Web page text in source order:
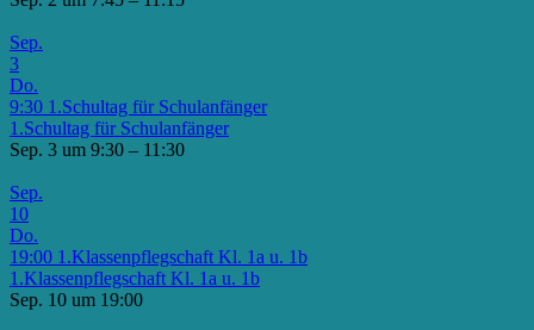
Sep.
3
Do.
9:30 1.Schultag für Schulanfänger
1.Schultag für Schulanfänger
Sep. 3 um 9:30 – 11:30
Sep.
10
Do.
19:00 1.Klassenpflegschaft Kl. 1a u. 1b
1.Klassenpflegschaft Kl. 1a u. 1b
Sep. 10 um 19:00